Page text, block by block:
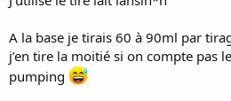
tu arrives à obtenir la quantité que tu
toutes les 3 ou 4h selon comment tes
que le premier mois est important pour
A la base je tirais 60 à 90ml par
j’en tire la moitié si on compte pas
pumping